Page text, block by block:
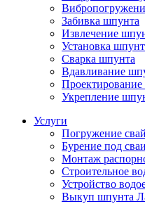
Забивка шпунта
Извлечение
Установка
Сварка шпунта
Вдавливание
Укрепление
Услуги
Погружение свай
Бурение под сваи
Монтаж
Строительное
Устройство
Выкуп шпунта